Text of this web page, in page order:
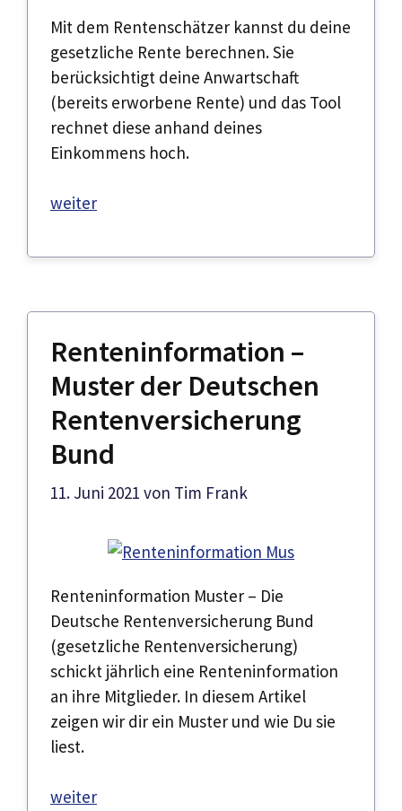
Mit dem Rentenschätzer kannst du deine
gesetzliche Rente berechnen. Sie
berücksichtigt deine Anwartschaft
(bereits erworbene Rente) und das Tool
rechnet diese anhand deines
Einkommens hoch.
weiter
Renteninformation –
Muster der Deutschen
Rentenversicherung
Bund
11. Juni 2021 von Tim Frank
Renteninformation Muster – Die
Deutsche Rentenversicherung Bund
(gesetzliche Rentenversicherung)
schickt jährlich eine Renteninformation
an ihre Mitglieder. In diesem Artikel
zeigen wir dir ein Muster und wie Du sie
liest.
weiter